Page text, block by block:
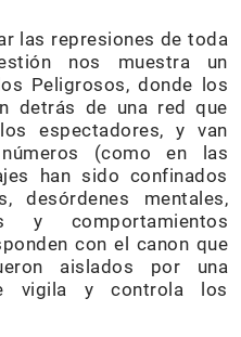
las represiones de toda
nos muestra un
Peligrosos, donde los
detrás de una red que
espectadores, y van
(como en las
han sido confinados
desórdenes mentales,
y comportamientos
con el canon que
aislados por una
vigila y controla los